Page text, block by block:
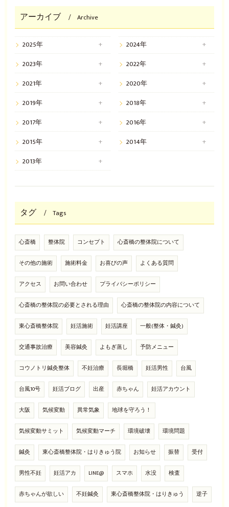
アーカイブ Archive
2025年
2024年
2023年
2022年
2021年
2020年
2019年
2018年
2017年
2016年
2015年
2014年
2013年
タグ Tags
心斎橋 整体院 コンセプト 心斎橋の整体院について
その他の施術 施術料金 お喜びの声 よくある質問
アクセス お問い合わせ プライバシーポリシー
心斎橋の整体院の必要とされる理由 心斎橋の整体院の内容について
東心斎橋整体院 妊活施術 妊活講座 一般(整体・鍼灸)
交通事故治療 美容鍼灸 よもぎ蒸し 予防メニュー
コウノトリ鍼灸整体 不妊治療 長堀橋 妊活男性 台風
台風10号 妊活ブログ 出産 赤ちゃん 妊活アカウント
大阪 気候変動 異常気象 地球を守ろう！
気候変動サミット 気候変動マーチ 環境破壊 環境問題
鍼灸 東心斎橋整体院・はりきゅう院 お知らせ 振替 受付
男性不妊 妊活アカ LINE@ スマホ 水没 検査
赤ちゃんが欲しい 不妊鍼灸 東心斎橋整体院・はりきゅう 逆子